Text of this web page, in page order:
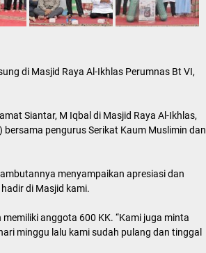
di Masjid Raya Al-Ikhlas Perumnas Bt VI,
Siantar, M Iqbal di Masjid Raya Al-Ikhlas,
pengurus Serikat Kaum Muslimin dan
menyampaikan apresiasi dan
di Masjid kami.
anggota 600 KK. “Kami juga minta
minggu lalu kami sudah pulang dan tinggal